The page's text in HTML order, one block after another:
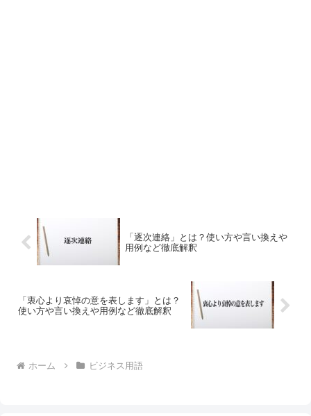
「逐次連絡」とは？使い方や言い換えや
用例など徹底解釈
「衷心より哀悼の意を表します」とは？
使い方や言い換えや用例など徹底解釈
ホーム ビジネス用語